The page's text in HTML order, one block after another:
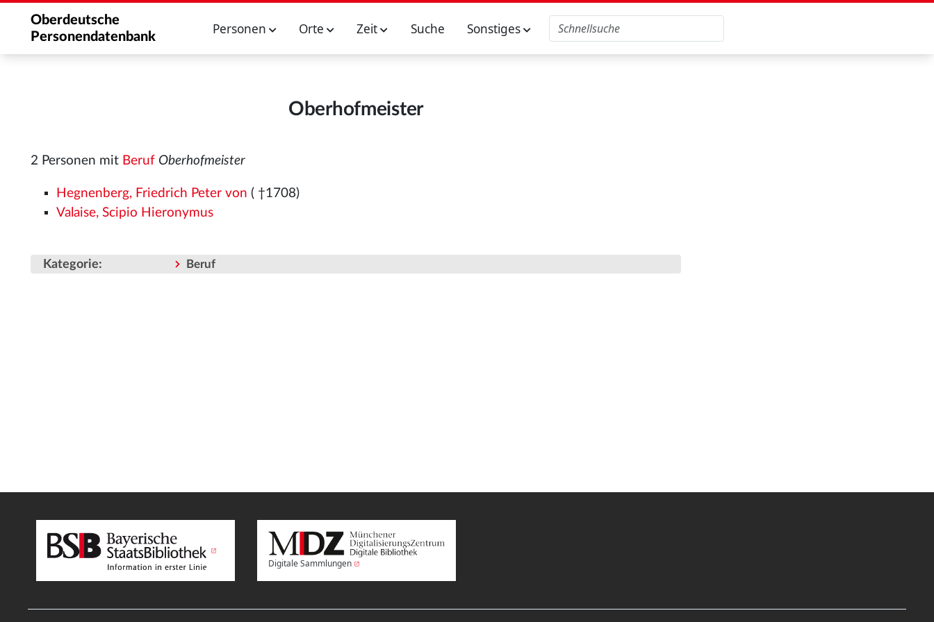
Oberdeutsche
Personendatenbank
Personen Orte Zeit Suche Sonstiges
Oberhofmeister
2 Personen mit Beruf Oberhofmeister
Hegnenberg, Friedrich Peter von ( †1708)
Valaise, Scipio Hieronymus
Kategorie: Beruf
Digitale Sammlungen